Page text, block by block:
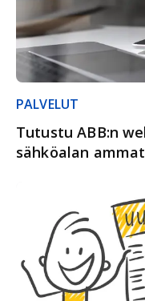
PALVELUT
Tutustu ABB:n
sähköalan